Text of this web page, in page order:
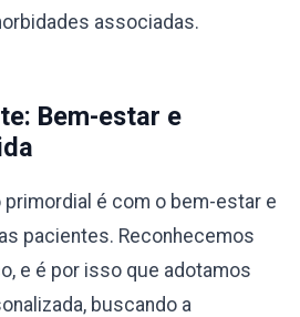
associadas.
Bem-estar e
é com o bem-estar e
pacientes. Reconhecemos
e é por isso que adotamos
buscando a